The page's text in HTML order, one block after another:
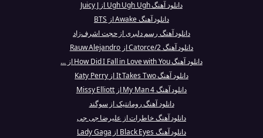
دانلود آهنگ Ugh Ugh Ugh از Juicy J
دانلود آهنگ Awake از BTS
دانلود آهنگ رسم دلبری از حجت اشرف‌زاد
دانلود آهنگ 2/Catorce از Rauw Alejandro
دانلود آهنگ How Did I Fall in Love with You از ...
دانلود آهنگ It Takes Two از Katy Perry
دانلود آهنگ 4 My Man از Missy Elliott
دانلود آهنگ رومانتیک از سوگند
دانلود آهنگ خاطرات از علیرضا جی جی
دانلود آهنگ Black Eyes از Lady Gaga